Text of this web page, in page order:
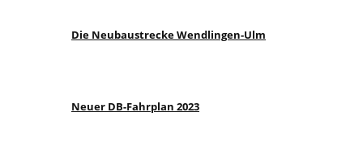
Die Neubaustrecke Wendlingen-Ulm
Neuer DB-Fahrplan 2023